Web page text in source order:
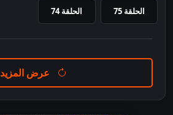
الحلقة 75 الحلقة 74
عرض المزيد